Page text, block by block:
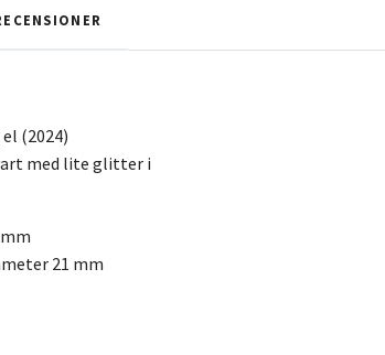
(2024)
med lite glitter i
21 mm